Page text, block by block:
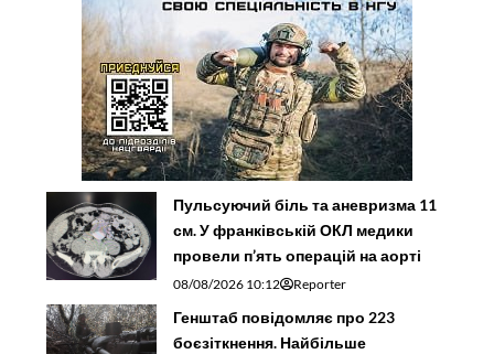
Пульсуючий біль та аневризма 11
см. У франківській ОКЛ медики
провели п’ять операцій на аорті
08/08/2026 10:12 Reporter
Генштаб повідомляє про 223
боєзіткнення. Найбільше